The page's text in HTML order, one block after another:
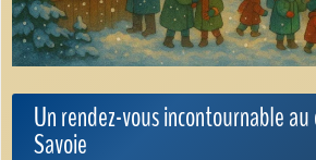
Un rendez-vous incontournable
Savoie